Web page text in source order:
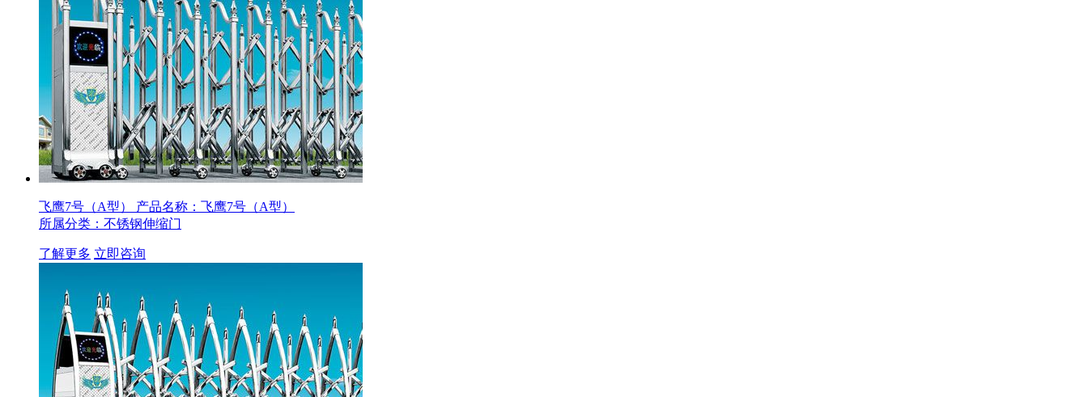
飞鹰7号（A型） 产品名称：飞鹰7号（A型）
所属分类：不锈钢伸缩门
了解更多 立即咨询